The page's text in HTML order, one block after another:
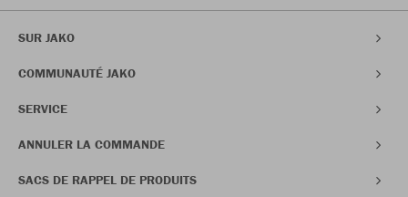
SUR JAKO
COMMUNAUTÉ JAKO
SERVICE
ANNULER LA COMMANDE
SACS DE RAPPEL DE PRODUITS